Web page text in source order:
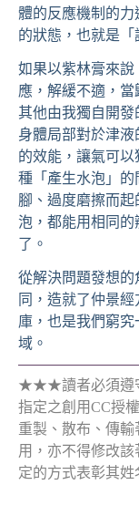
體的反應機制的
的狀態，也就是「
如果以紫林膏來說
應，解緩不適，
其他由我獨自開
身體局部對於津
的效能，讓氣可
種「產生水泡」
腳、過度磨擦而
泡，都能用相同
了。
從解決問題發想
同，造就了仲景
庫，也是我們窮
域。
★★★讀者必須遵
指定之創用CC授
重製、散布、傳
用，亦不得修改
定的方式表彰其